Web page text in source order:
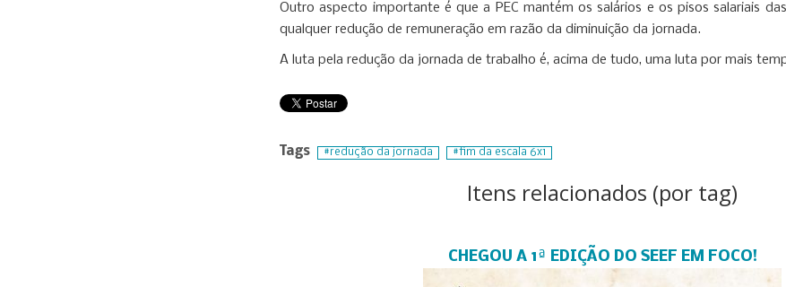
Outro aspecto importante é que a PEC mantém os salários e os pisos salariais
qualquer redução de remuneração em razão da diminuição da jornada.
A luta pela redução da jornada de trabalho é, acima de tudo, uma luta por mais
Tags redução da jornada fim da escala 6x1
Itens relacionados (por tag)
CHEGOU A 1ª EDIÇÃO DO SEEF EM FOCO!